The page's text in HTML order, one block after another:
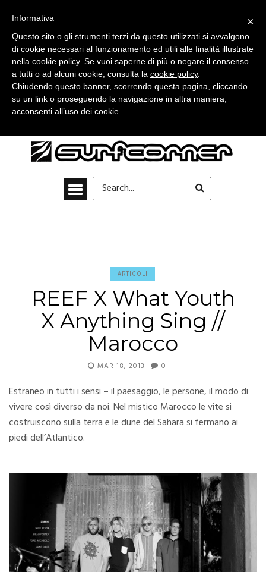
ARTICOLI
REEF X What Youth
X Anything Sing //
Marocco
MAR 18, 2013 0
Estraneo in tutti i sensi – il paesaggio, le persone, il modo di
vivere così diverso da noi. Nel mistico Marocco le vite si
costruiscono sulla terra e le dune del Sahara si fermano ai
piedi dell’Atlantico.
×
Informativa
Questo sito o gli strumenti terzi da questo utilizzati si avvalgono
di cookie necessari al funzionamento ed utili alle finalità illustrate
nella cookie policy. Se vuoi saperne di più o negare il consenso
a tutti o ad alcuni cookie, consulta la cookie policy.
Chiudendo questo banner, scorrendo questa pagina, cliccando
su un link o proseguendo la navigazione in altra maniera,
acconsenti all’uso dei cookie.